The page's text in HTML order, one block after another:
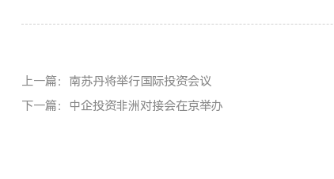
上一篇：南苏丹将举行国际投资会议
下一篇：中企投资非洲对接会在京举办